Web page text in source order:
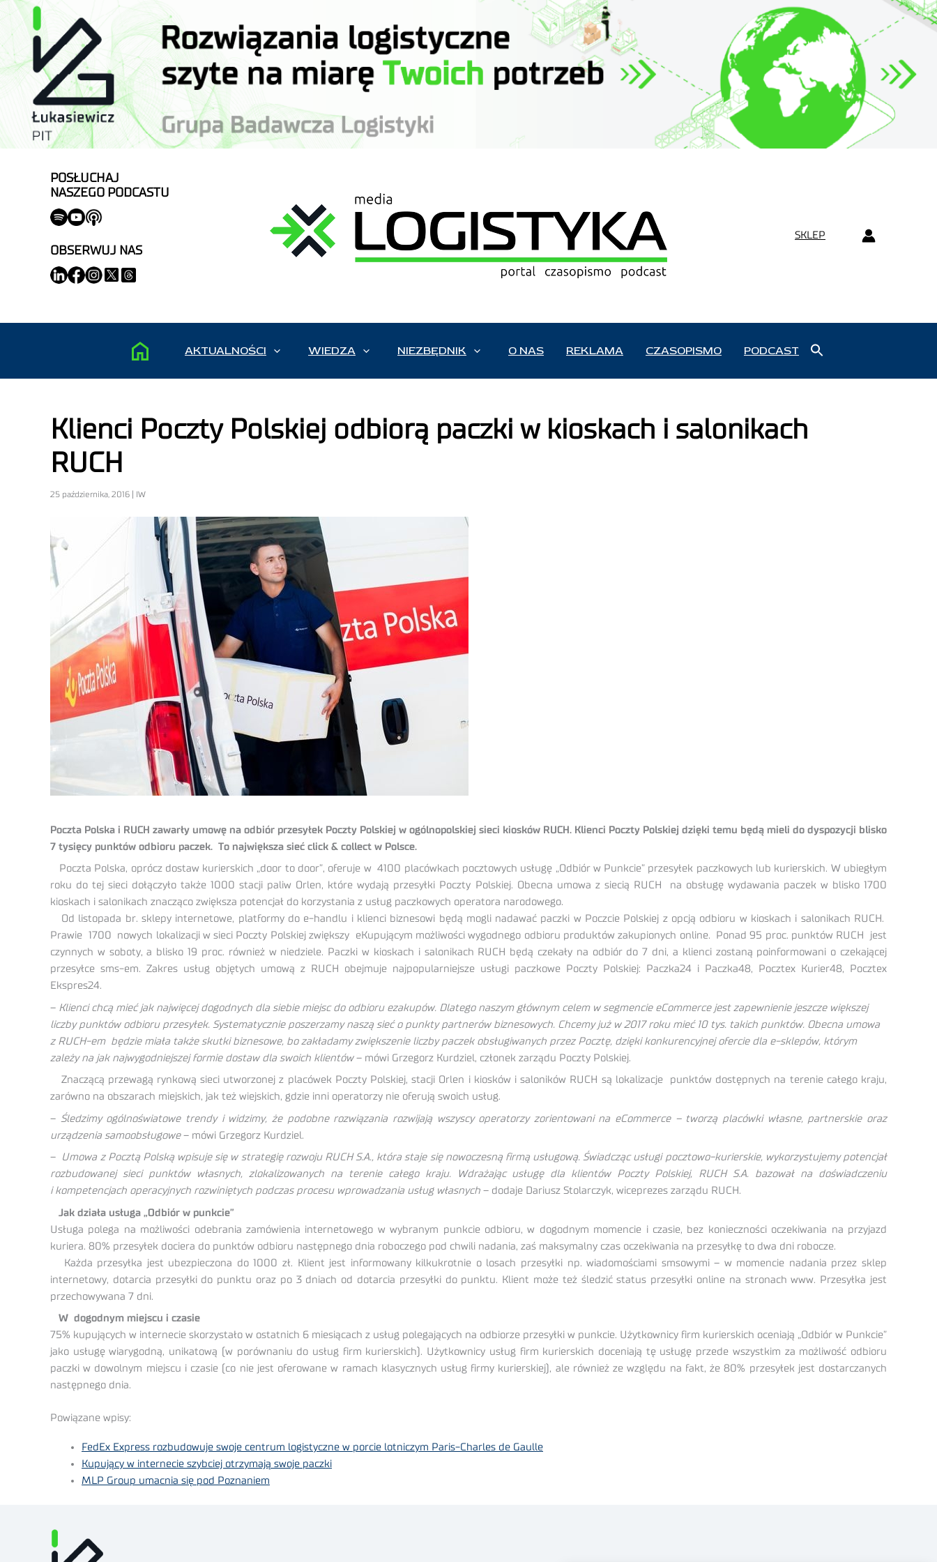
POSŁUCHAJ
NASZEGO PODCASTU
OBSERWUJ NAS
SKLEP
AKTUALNOŚCI WIEDZA NIEZBĘDNIK O NAS REKLAMA CZASOPISMO PODCAST
Klienci Poczty Polskiej odbiorą paczki w kioskach i salonikach
RUCH
25 października, 2016 | IW
Poczta Polska i RUCH zawarły umowę na odbiór przesyłek Poczty Polskiej w ogólnopolskiej sieci kiosków RUCH. Klienci Poczty Polskiej dzięki temu będą mieli do dyspozycji blisko
7 tysięcy punktów odbioru paczek. To największa sieć click & collect w Polsce.
Poczta Polska, oprócz dostaw kurierskich „door to door”, oferuje w 4100 placówkach pocztowych usługę „Odbiór w Punkcie” przesyłek paczkowych lub kurierskich. W ubiegłym
roku do tej sieci dołączyło także 1000 stacji paliw Orlen, które wydają przesyłki Poczty Polskiej. Obecna umowa z siecią RUCH na obsługę wydawania paczek w blisko 1700
kioskach i salonikach znacząco zwiększa potencjał do korzystania z usług paczkowych operatora narodowego.
Od listopada br. sklepy internetowe, platformy do e-handlu i klienci biznesowi będą mogli nadawać paczki w Poczcie Polskiej z opcją odbioru w kioskach i salonikach RUCH.
Prawie 1700 nowych lokalizacji w sieci Poczty Polskiej zwiększy eKupującym możliwości wygodnego odbioru produktów zakupionych online. Ponad 95 proc. punktów RUCH jest
czynnych w soboty, a blisko 19 proc. również w niedziele. Paczki w kioskach i salonikach RUCH będą czekały na odbiór do 7 dni, a klienci zostaną poinformowani o czekającej
przesyłce sms-em. Zakres usług objętych umową z RUCH obejmuje najpopularniejsze usługi paczkowe Poczty Polskiej: Paczka24 i Paczka48, Pocztex Kurier48, Pocztex
Ekspres24.
– Klienci chcą mieć jak najwięcej dogodnych dla siebie miejsc do odbioru ezakupów. Dlatego naszym głównym celem w segmencie eCommerce jest zapewnienie jeszcze większej
liczby punktów odbioru przesyłek. Systematycznie poszerzamy naszą sieć o punkty partnerów biznesowych. Chcemy już w 2017 roku mieć 10 tys. takich punktów. Obecna umowa
z RUCH-em będzie miała także skutki biznesowe, bo zakładamy zwiększenie liczby paczek obsługiwanych przez Pocztę, dzięki konkurencyjnej ofercie dla e-sklepów, którym
zależy na jak najwygodniejszej formie dostaw dla swoich klientów– mówi Grzegorz Kurdziel, członek zarządu Poczty Polskiej.
Znaczącą przewagą rynkową sieci utworzonej z placówek Poczty Polskiej, stacji Orlen i kiosków i saloników RUCH są lokalizacje punktów dostępnych na terenie całego kraju,
zarówno na obszarach miejskich, jak też wiejskich, gdzie inni operatorzy nie oferują swoich usług.
– Śledzimy ogólnoświatowe trendy i widzimy, że podobne rozwiązania rozwijają wszyscy operatorzy zorientowani na eCommerce – tworzą placówki własne, partnerskie oraz
urządzenia samoobsługowe– mówi Grzegorz Kurdziel.
–
Umowa z Pocztą Polską wpisuje się w strategię rozwoju RUCH S.A., która staje się nowoczesną firmą usługową. Świadcząc usługi pocztowo-kurierskie, wykorzystujemy potencjał
rozbudowanej sieci punktów własnych, zlokalizowanych na terenie całego kraju. Wdrażając usługę dla klientów Poczty Polskiej, RUCH S.A. bazował na doświadczeniu
i kompetencjach operacyjnych rozwiniętych podczas procesu wprowadzania usług własnych – dodaje Dariusz Stolarczyk, wiceprezes zarządu RUCH.
Jak działa usługa „Odbiór w punkcie”
Usługa polega na możliwości odebrania zamówienia internetowego w wybranym punkcie odbioru, w dogodnym momencie i czasie, bez konieczności oczekiwania na przyjazd
kuriera. 80% przesyłek dociera do punktów odbioru następnego dnia roboczego pod chwili nadania, zaś maksymalny czas oczekiwania na przesyłkę to dwa dni robocze.
Każda przesyłka jest ubezpieczona do 1000 zł. Klient jest informowany kilkukrotnie o losach przesyłki np. wiadomościami smsowymi – w momencie nadania przez sklep
internetowy, dotarcia przesyłki do punktu oraz po 3 dniach od dotarcia przesyłki do punktu. Klient może też śledzić status przesyłki online na stronach www. Przesyłka jest
przechowywana 7 dni.
W dogodnym miejscu i czasie
75% kupujących w internecie skorzystało w ostatnich 6 miesiącach z usług polegających na odbiorze przesyłki w punkcie. Użytkownicy firm kurierskich oceniają „Odbiór w Punkcie”
jako usługę wiarygodną, unikatową (w porównaniu do usług firm kurierskich). Użytkownicy usług firm kurierskich doceniają tę usługę przede wszystkim za możliwość odbioru
paczki w dowolnym miejscu i czasie (co nie jest oferowane w ramach klasycznych usług firmy kurierskiej), ale również ze względu na fakt, że 80% przesyłek jest dostarczanych
następnego dnia.
Powiązane wpisy:
FedEx Express rozbudowuje swoje centrum logistyczne w porcie lotniczym Paris-Charles de Gaulle
Kupujący w internecie szybciej otrzymają swoje paczki
MLP Group umacnia się pod Poznaniem